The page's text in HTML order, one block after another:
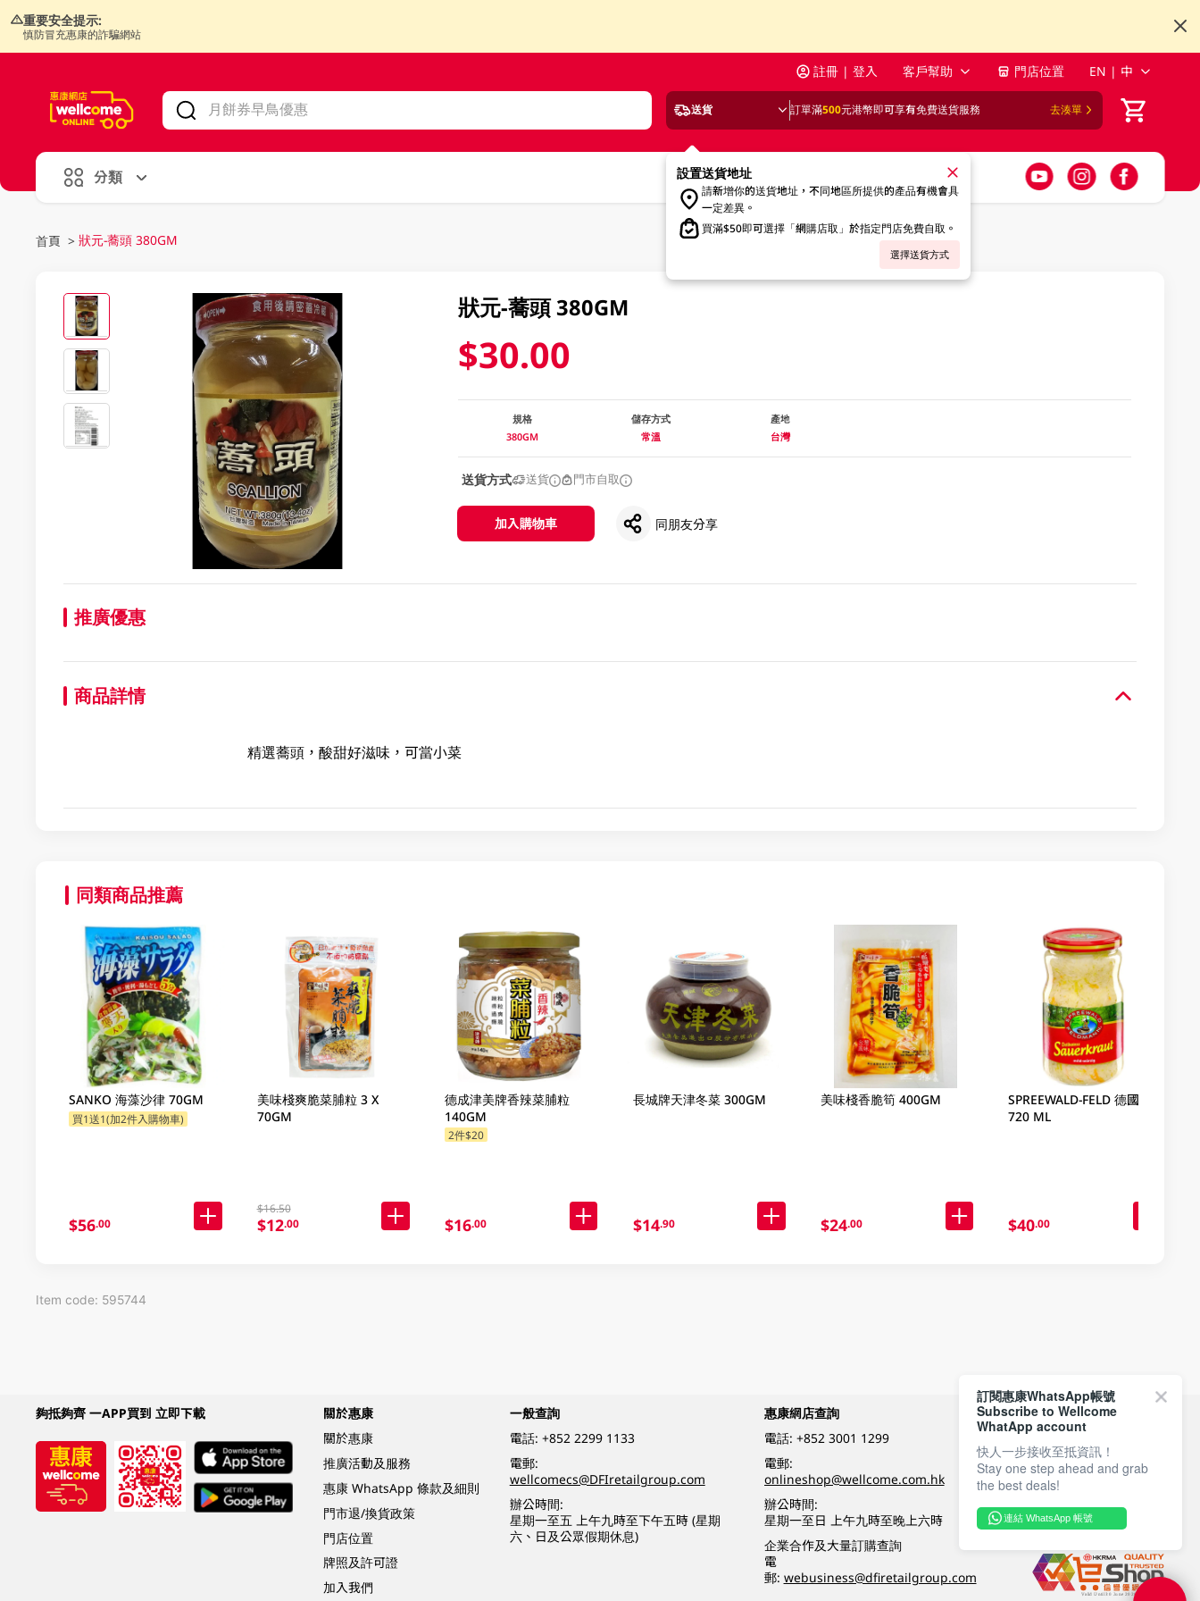
重要安全提示:
慎防冒充惠康的詐騙網站
註冊 | 登入 客戶幫助 門店位置 EN | 中
送貨 訂單滿500元港幣即可享有免費送貨服務 去湊單
設置送貨地址
請新增你的送貨地址，不同地區所提供的產品有機會具
一定差異。
買滿$50即可選擇「網購店取」於指定門店免費自取。
選擇送貨方式
分類
首頁 > 狀元-蕎頭 380GM
狀元-蕎頭 380GM
$30.00
規格
380GM
儲存方式
常溫
產地
台灣
送貨方式 送貨 門市自取
加入購物車 同朋友分享
推廣優惠
商品詳情
精選蕎頭，酸甜好滋味，可當小菜
同類商品推薦
SANKO 海藻沙律 70GM
買1送1(加2件入購物車)
$56.00
美味棧爽脆菜脯粒 3 X
70GM
$16.50
$12.00
德成津美牌香辣菜脯粒
140GM
2件$20
$16.00
長城牌天津冬菜 300GM
$14.90
美味棧香脆筍 400GM
$24.00
SPREEWALD-FELD 德國酸菜
720 ML
$40.00
Item code: 595744
夠抵夠齊 一APP買到 立即下載
關於惠康
關於惠康
推廣活動及服務
惠康 WhatsApp 條款及細則
門市退/換貨政策
門店位置
牌照及許可證
加入我們
一般查詢
電話: +852 2299 1133
電郵:
wellcomecs@DFIretailgroup.com
辦公時間:
星期一至五 上午九時至下午五時 (星期
六、日及公眾假期休息)
惠康網店查詢
電話: +852 3001 1299
電郵:
onlineshop@wellcome.com.hk
辦公時間:
星期一至日 上午九時至晚上六時
企業合作及大量訂購查詢
電
郵: webusiness@dfiretailgroup.com
付款方式
關注我們
訂閱惠康WhatsApp帳號
Subscribe to Wellcome
WhatApp account
快人一步接收至抵資訊！
Stay one step ahead and grab
the best deals!
連結 WhatsApp 帳號